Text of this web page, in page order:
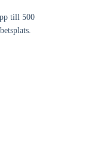
till 500